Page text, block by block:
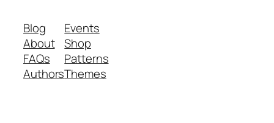
Blog
About
FAQs
Authors
Events
Shop
Patterns
Themes